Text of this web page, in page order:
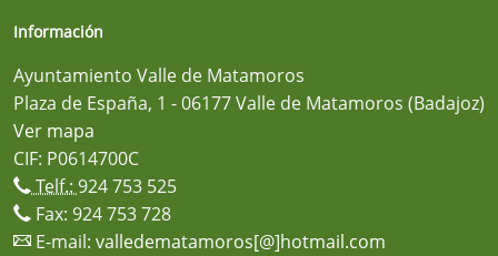
Información
Ayuntamiento Valle de Matamoros
Plaza de España, 1 - 06177 Valle de Matamoros (Badajoz)
Ver mapa
CIF: P0614700C
Telf.: 924 753 525
Fax: 924 753 728
E-mail: valledematamoros[@]hotmail.com